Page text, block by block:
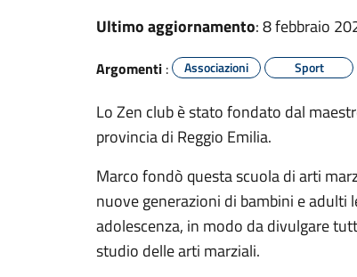
Ultimo aggiornamento: 8 febbraio
Argomenti : Associazioni Sport
Lo Zen club è stato fondato dal
provincia di Reggio Emilia.
Marco fondò questa scuola di arti
nuove generazioni di bambini e adulti
adolescenza, in modo da divulgare
studio delle arti marziali.